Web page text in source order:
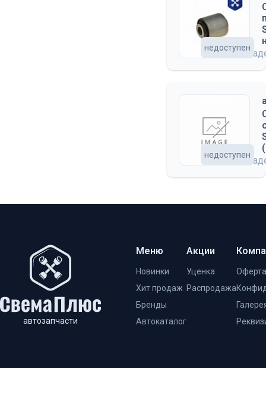
на
недоступен
на
недоступен
автозапчасти
Меню
Новинки
Хит продаж
Бренды
Автокаталог
Акции
Уценка
Распродажа
Оферта